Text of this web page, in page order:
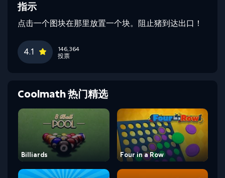
指示
点击一个图块在那里放置一个块。阻止猪到达出口！
4.1
146,364
投票
Coolmath 热门精选
Billiards Four in a Row